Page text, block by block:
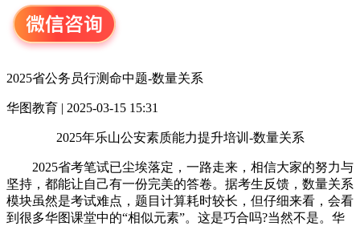
2025省公务员行测命中题-数量关系
华图教育 | 2025-03-15 15:31
2025年乐山公安素质能力提升培训-数量关系
2025省考笔试已尘埃落定，一路走来，相信大家的努力与
坚持，都能让自己有一份完美的答卷。据考生反馈，数量关系
模块虽然是考试难点，题目计算耗时较长，但仔细来看，会看
到很多华图课堂中的“相似元素”。这是巧合吗?当然不是。华